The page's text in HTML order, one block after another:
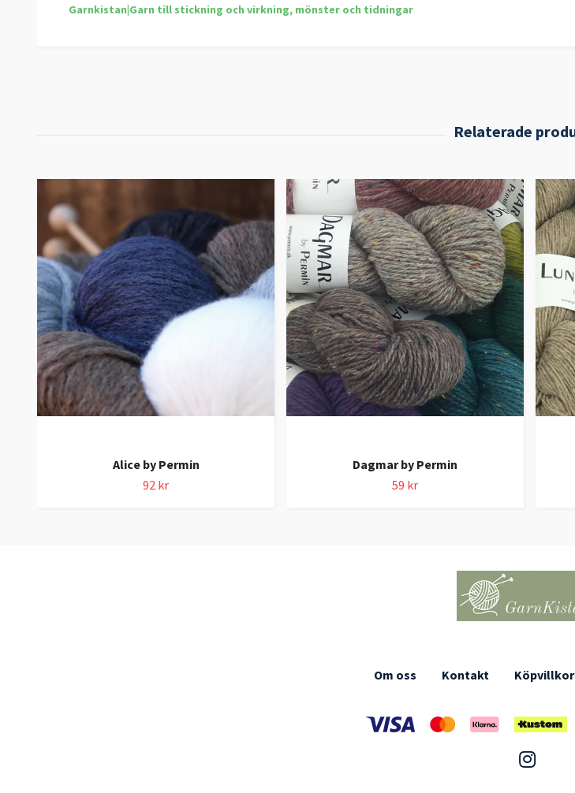
Garnkistan|Garn till stickning och virkning, mönster och tidningar
Alice by Permin
92 kr
Dagmar by Permin
59 kr
Om oss Kontakt Köpvillkor